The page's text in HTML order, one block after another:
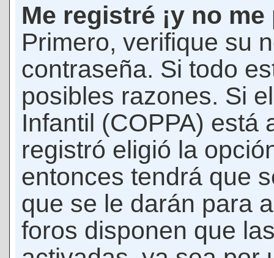
Me registré ¡y no
Primero, verifique su
contraseña. Si todo
posibles razones. Si
Infantil (COPPA) está
registró eligió la
entonces tendrá que
que se le darán para
foros disponen que